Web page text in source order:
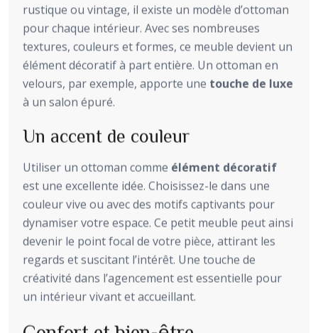
rustique ou vintage, il existe un modèle d’ottoman
pour chaque intérieur. Avec ses nombreuses
textures, couleurs et formes, ce meuble devient un
élément décoratif à part entière. Un ottoman en
velours, par exemple, apporte une touche de luxe
à un salon épuré.
Un accent de couleur
Utiliser un ottoman comme élément décoratif
est une excellente idée. Choisissez-le dans une
couleur vive ou avec des motifs captivants pour
dynamiser votre espace. Ce petit meuble peut ainsi
devenir le point focal de votre pièce, attirant les
regards et suscitant l’intérêt. Une touche de
créativité dans l’agencement est essentielle pour
un intérieur vivant et accueillant.